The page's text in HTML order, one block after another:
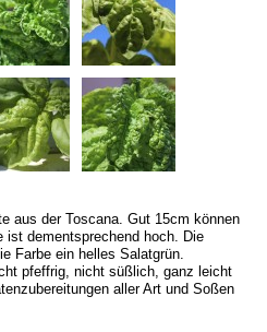
aus der Toscana. Gut 15cm können
ist dementsprechend hoch. Die
Farbe ein helles Salatgrün.
pfeffrig, nicht süßlich, ganz leicht
aller Art und Soßen